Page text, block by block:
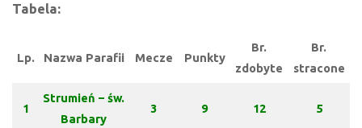
Tabela:
Lp. Nazwa Parafii Mecze Punkty
Br.
zdobyte
Br.
stracone
1
Strumień – św.
Barbary
3 9 12 5